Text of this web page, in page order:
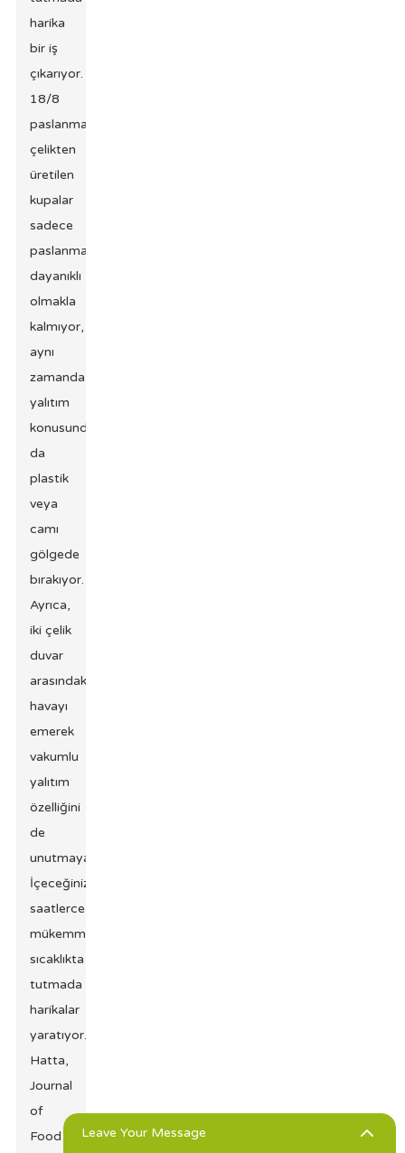
harika
bir iş
çıkarıyor.
18/8
paslanmaz
çelikten
üretilen
kupalar
sadece
paslanmaya
dayanıklı
olmakla
kalmıyor,
aynı
zamanda
yalıtım
konusunda
da
plastik
veya
camı
gölgede
bırakıyor.
Ayrıca,
iki çelik
duvar
arasındaki
havayı
emerek
vakumlu
yalıtım
özelliğini
de
unutmayalım.
İçeceğinizi
saatlerce
mükemmel
sıcaklıkta
tutmada
harikalar
yaratıyor.
Hatta,
Journal
of
Food
Leave Your Message